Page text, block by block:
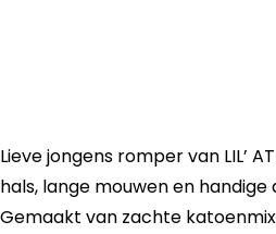
Lieve jongens romper van LIL’
hals, lange mouwen en handige
Gemaakt van zachte